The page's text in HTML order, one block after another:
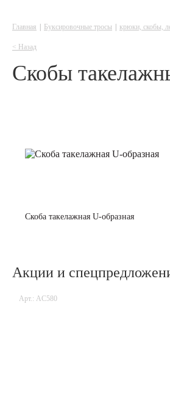
Главная Буксировочные тросы крюки, скобы,
< Назад
Скобы
Скоба такелажная U-образная
Акции и
Арт.: AC580